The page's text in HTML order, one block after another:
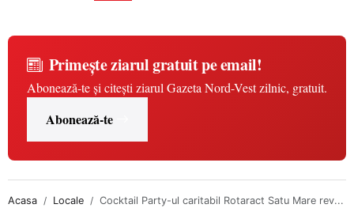
Primește ziarul gratuit pe email!
Abonează-te și citești ziarul Gazeta Nord-Vest zilnic, gratuit.
Abonează-te
Acasa Locale Cocktail Party-ul caritabil Rotaract Satu Mare rev...